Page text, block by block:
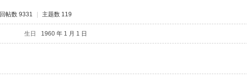
回帖数 9331 主题数 119
生日 1960 年 1 月 1 日